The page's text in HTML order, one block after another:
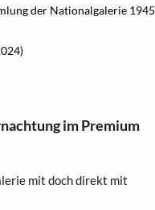
der Nationalgalerie 1945
im Premium
mit doch direkt mit